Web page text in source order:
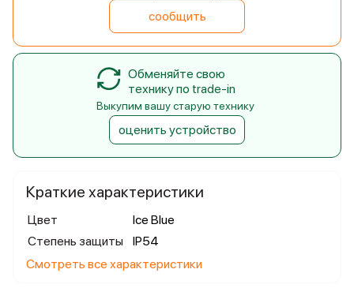
Краткие характеристики
Цвет
Ice Blue
Степень защиты
IP54
Смотреть все характеристики
сообщить
Обменяйте свою
технику по trade-in
Выкупим вашу старую технику
оценить устройство